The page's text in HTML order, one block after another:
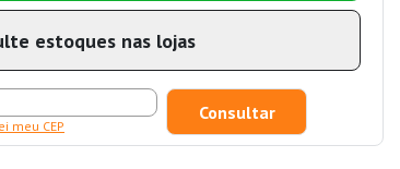
estoques nas lojas
meu CEP